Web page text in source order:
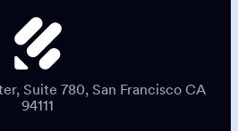
Suite 780, San Francisco CA
94111